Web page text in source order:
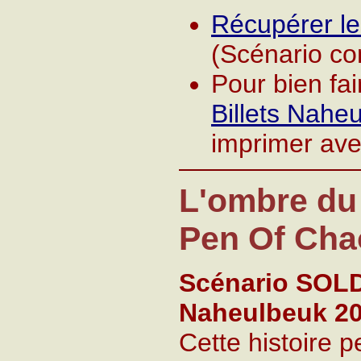
Récupérer
(Scénario
Pour bien
Billets
imprimer
L'ombre
Pen Of
Scénario
Naheulbeuk
Cette histoire